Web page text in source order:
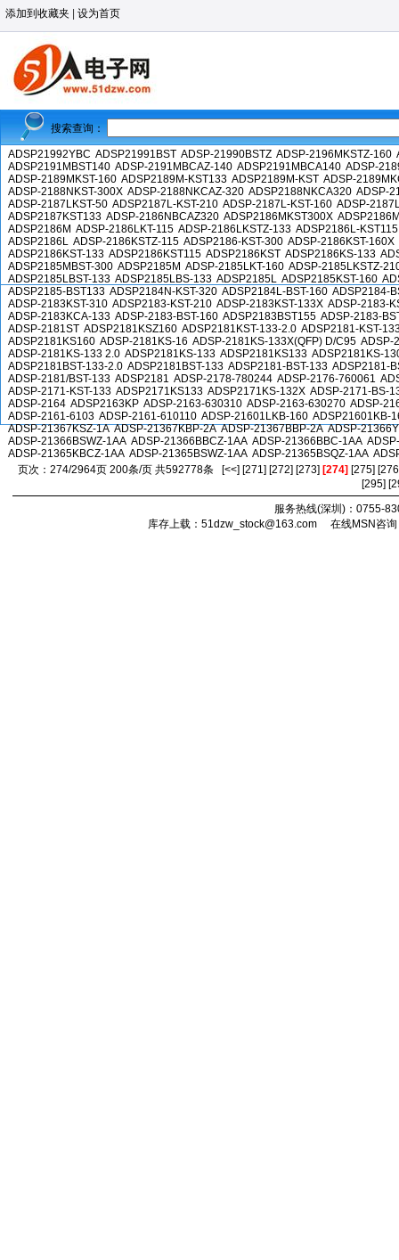
添加到收藏夹 设为首页
搜索查询：
ADSP21992YBC ADSP21991BST ADSP-21990BSTZ ADSP-2196MKSTZ-160
ADSP2191MBST140 ADSP-2191MBCAZ-140 ADSP2191MBCA140 ADSP-
ADSP-2189MKST-160 ADSP2189M-KST133 ADSP2189M-KST ADSP-
ADSP-2188NKST-300X ADSP-2188NKCAZ-320 ADSP2188NKCA320 ADSP-
ADSP-2187LKST-50 ADSP2187L-KST-210 ADSP-2187L-KST-160 ADSP-
ADSP2187KST133 ADSP-2186NBCAZ320 ADSP2186MKST300X
ADSP2186M ADSP-2186LKT-115 ADSP-2186LKSTZ-133 ADSP2186L-KST115
ADSP2186L ADSP-2186KSTZ-115 ADSP2186-KST-300 ADSP-2186KST-160X
ADSP2186KST-133 ADSP2186KST115 ADSP2186KST ADSP2186KS-133
ADSP2185MBST-300 ADSP2185M ADSP-2185LKT-160 ADSP-2185LKSTZ-
ADSP2185LBST-133 ADSP2185LBS-133 ADSP2185L ADSP2185KST-160
ADSP2185-BST133 ADSP2184N-KST-320 ADSP2184L-BST-160 ADSP2184-
ADSP-2183KST-310 ADSP2183-KST-210 ADSP-2183KST-133X ADSP-2183-
ADSP-2183KCA-133 ADSP-2183-BST-160 ADSP2183BST155 ADSP-2183-
ADSP-2181ST ADSP2181KSZ160 ADSP2181KST-133-2.0 ADSP2181-KST-
ADSP2181KS160 ADSP-2181KS-16 ADSP-2181KS-133X(QFP) D/C95 ADSP-
ADSP-2181KS-133 2.0 ADSP2181KS-133 ADSP2181KS133 ADSP2181KS-
ADSP2181BST-133-2.0 ADSP2181BST-133 ADSP2181-BST-133 ADSP2181-
ADSP-2181/BST-133 ADSP2181 ADSP-2178-780244 ADSP-2176-760061
ADSP-2171-KST-133 ADSP2171KS133 ADSP2171KS-132X ADSP-2171-BS-
ADSP-2164 ADSP2163KP ADSP-2163-630310 ADSP-2163-630270 ADSP-
ADSP-2161-6103 ADSP-2161-610110 ADSP-21601LKB-160 ADSP21601KB-
ADSP-21367KSZ-1A ADSP-21367KBP-2A ADSP-21367BBP-2A ADSP-
ADSP-21366BSWZ-1AA ADSP-21366BBCZ-1AA ADSP-21366BBC-1AA
ADSP-21365KBCZ-1AA ADSP-21365BSWZ-1AA ADSP-21365BSQZ-1AA
页次：274/2964页 200条/页 共592778条 [<<] [271] [272] [273] [274] [275]
[295]
服务热线(深圳)：0755-
库存上载： 51dzw_stock@163.com 在线MSN咨询